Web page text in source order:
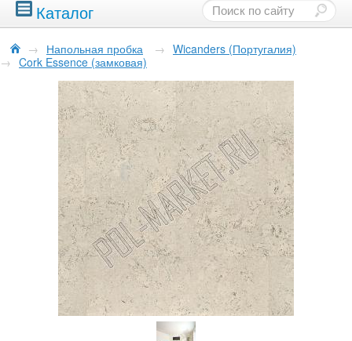
Каталог
→ Напольная пробка → Wicanders (Португалия)
→ Cork Essence (замковая)